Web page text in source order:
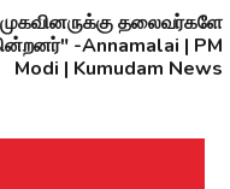
தலைவர்களே
-Annamalai | PM
Modi | Kumudam News